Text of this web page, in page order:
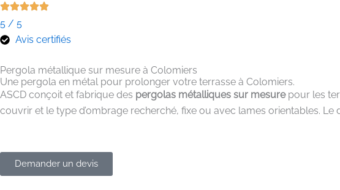
5 / 5
Avis certifiés
Pergola métallique sur mesure à Colomiers
Une pergola en métal pour prolonger votre terrasse à Colomiers.
ASCD conçoit et fabrique des pergolas métalliques sur mesurepour les
couvrir et le type d’ombrage recherché, fixe ou avec lames orientables.
Demander un devis